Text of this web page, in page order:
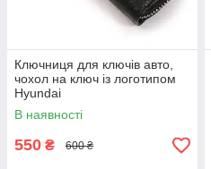
Ключниця для ключів авто,
чохол на ключ із логотипом
Hyundai
В наявності
550 ₴ 600 ₴